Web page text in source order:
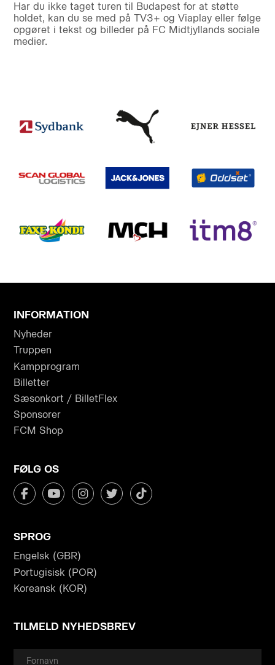
Har du ikke taget turen til Budapest for at støtte
holdet, kan du se med på TV3+ og Viaplay eller følge
opgøret i tekst og billeder på FC Midtjyllands sociale
medier.
INFORMATION
Nyheder
Truppen
Kampprogram
Billetter
Sæsonkort / BilletFlex
Sponsorer
FCM Shop
FØLG OS
SPROG
Engelsk (GBR)
Portugisisk (POR)
Koreansk (KOR)
TILMELD NYHEDSBREV